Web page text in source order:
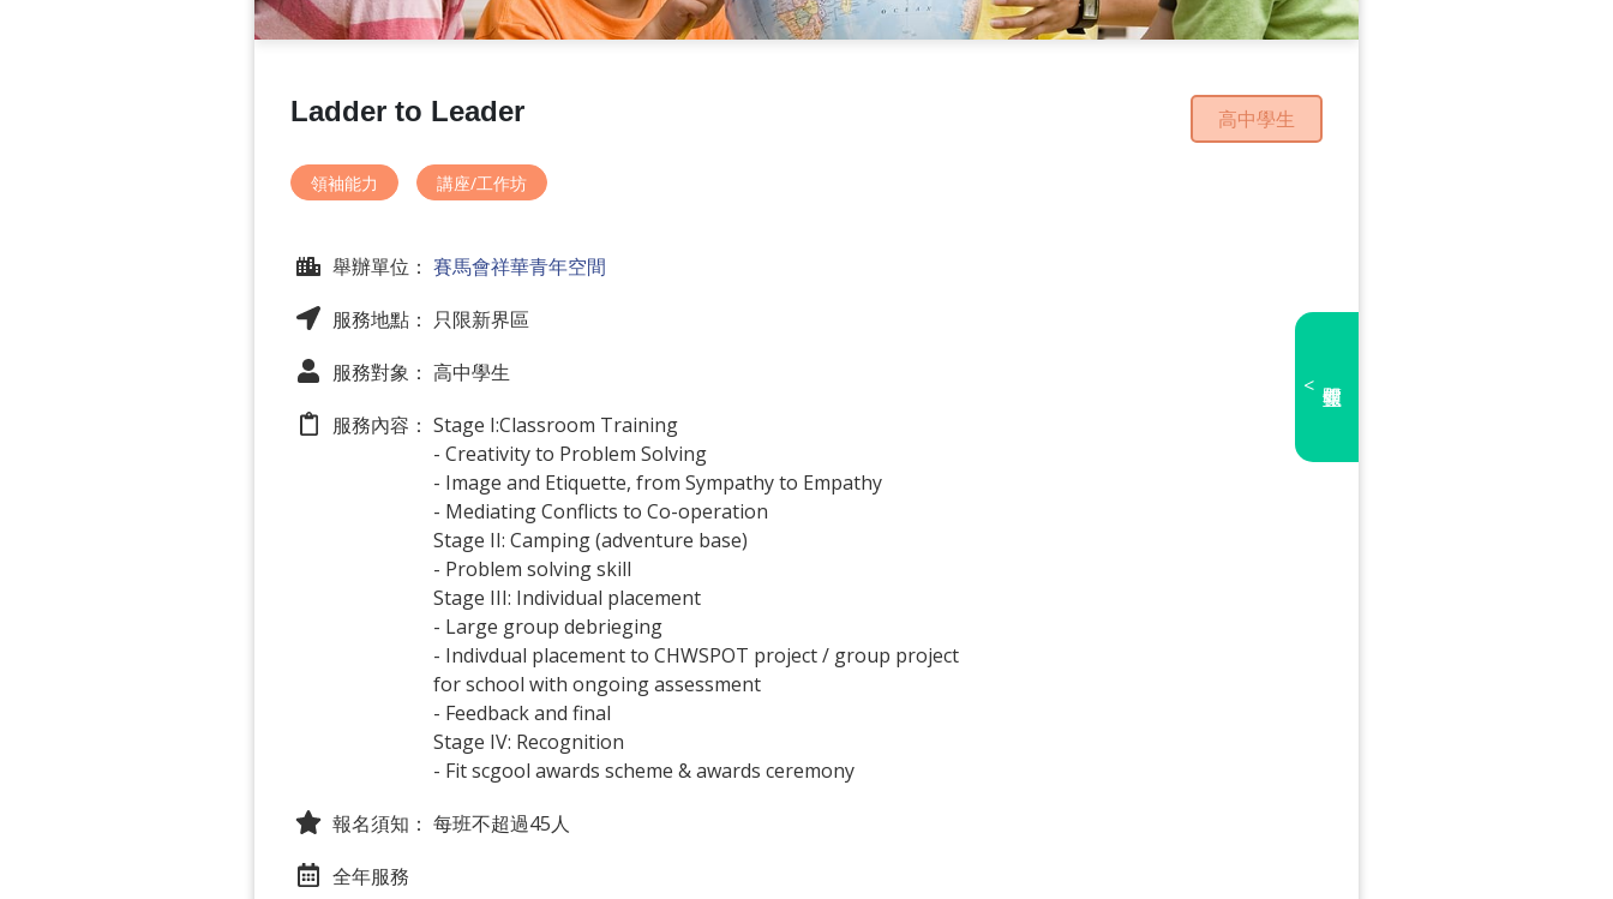
Ladder to Leader 高中學生
領袖能力 講座/工作坊
舉辦單位： 賽馬會祥華青年空間
服務地點： 只限新界區
服務對象： 高中學生
服務內容： Stage I:Classroom Training
- Creativity to Problem Solving
- Image and Etiquette, from Sympathy to Empathy
- Mediating Conflicts to Co-operation
Stage II: Camping (adventure base)
- Problem solving skill
Stage III: Individual placement
- Large group debrieging
- Indivdual placement to CHWSPOT project / group project
for school with ongoing assessment
- Feedback and final
Stage IV: Recognition
- Fit scgool awards scheme & awards ceremony
報名須知： 每班不超過45人
全年服務
<